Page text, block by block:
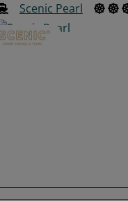
Scenic Pearl